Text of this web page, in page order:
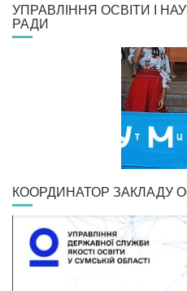
УПРАВЛІННЯ ОСВІТИ І
РАДИ
КООРДИНАТОР ЗАКЛАДУ